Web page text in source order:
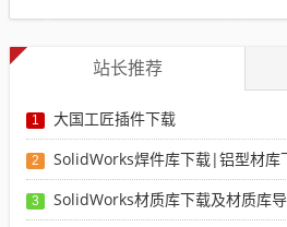
站长推荐
1 大国工匠插件下载
2 SolidWorks焊件库下载|铝型材库下载|
3 SolidWorks材质库下载及材质库